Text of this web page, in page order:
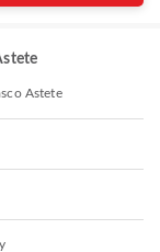
Astete